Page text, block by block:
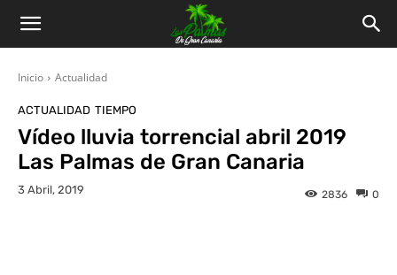
Inicio Actualidad
ACTUALIDAD TIEMPO
Vídeo lluvia torrencial abril 2019
Las Palmas de Gran Canaria
3 Abril, 2019 0
2836